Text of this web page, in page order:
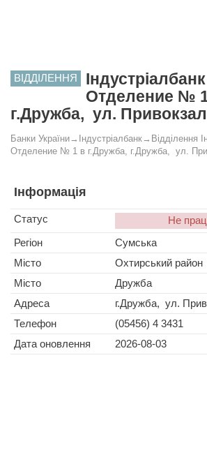
ВІДДІЛЕННЯ
Отделение №
г.Дружба, ул.
Банки України→ Індустріалбанк→ Відділення
Отделение № 1 в г.Дружба, г.Дружба, ул.
Інформація
Статус
Не
Регіон
Сумська
Місто
Охтирський район
Місто
Дружба
Адреса
г.Дружба, ул.
Телефон
(05456) 4 3431
Дата оновлення
2026-08-03